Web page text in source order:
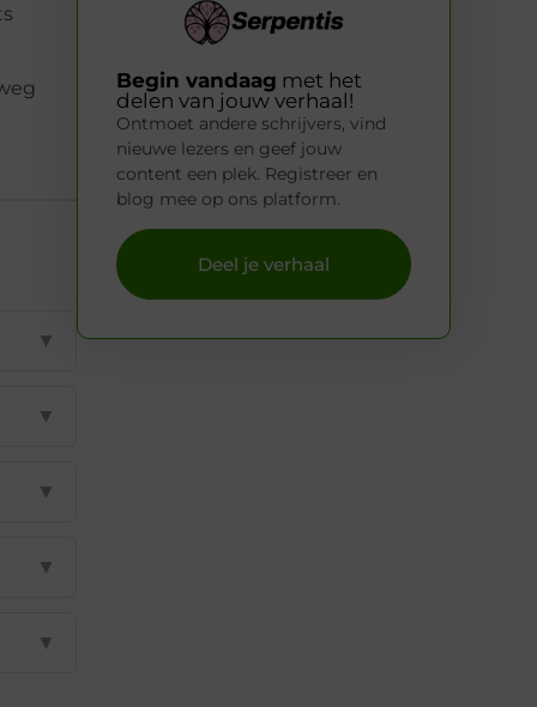
▼
▼
▼
▼
▼
Begin vandaag met het
delen van jouw verhaal!
Ontmoet andere schrijvers, vind
nieuwe lezers en geef jouw
content een plek. Registreer en
blog mee op ons platform.
Deel je verhaal